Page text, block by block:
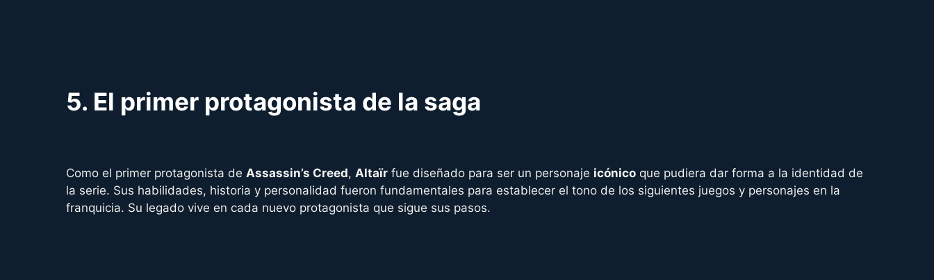
5. El primer protagonista de la saga
Como el primer protagonista de Assassin’s Creed, Altaïrfue diseñado para ser un personaje icónicoque pudiera dar forma a la identidad de
la serie. Sus habilidades, historia y personalidad fueron fundamentales para establecer el tono de los siguientes juegos y personajes en la
franquicia. Su legado vive en cada nuevo protagonista que sigue sus pasos.